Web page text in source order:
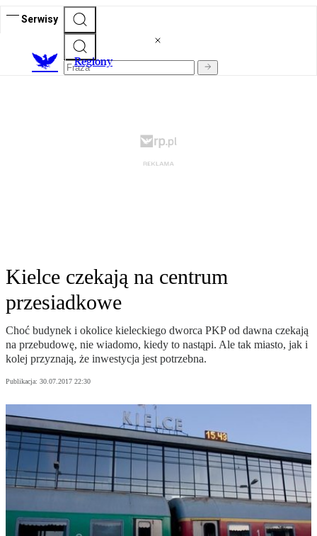
Serwisy
Regiony
Kielce czekają na centrum
przesiadkowe
Choć budynek i okolice kieleckiego dworca PKP od dawna czekają
na przebudowę, nie wiadomo, kiedy to nastąpi. Ale tak miasto, jak i
kolej przyznają, że inwestycja jest potrzebna.
Publikacja: 30.07.2017 22:30